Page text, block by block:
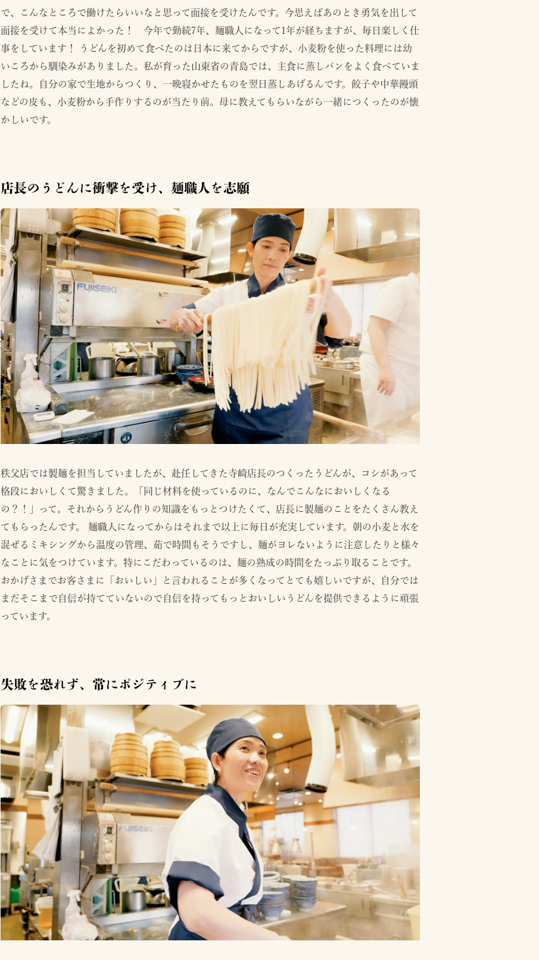
で、こんなところで働けたらいいなと思って面接を受けたんです。今思えばあのとき勇気を出して
面接を受けて本当によかった！ 今年で勤続7年、麺職人になって1年が経ちますが、毎日楽しく仕
事をしています！ うどんを初めて食べたのは日本に来てからですが、小麦粉を使った料理には幼
いころから馴染みがありました。私が育った山東省の青島では、主食に蒸しパンをよく食べていま
したね。自分の家で生地からつくり、一晩寝かせたものを翌日蒸しあげるんです。餃子や中華饅頭
などの皮も、小麦粉から手作りするのが当たり前。母に教えてもらいながら一緒につくったのが懐
かしいです。
店長のうどんに衝撃を受け、麺職人を志願
秩父店では製麺を担当していましたが、赴任してきた寺崎店長のつくったうどんが、コシがあって
格段においしくて驚きました。「同じ材料を使っているのに、なんでこんなにおいしくなる
の？！」って。それからうどん作りの知識をもっとつけたくて、店長に製麺のことをたくさん教え
てもらったんです。 麺職人になってからはそれまで以上に毎日が充実しています。朝の小麦と水を
混ぜるミキシングから温度の管理、茹で時間もそうですし、麺がヨレないように注意したりと様々
なことに気をつけています。特にこだわっているのは、麺の熟成の時間をたっぷり取ることです。
おかげさまでお客さまに「おいしい」と言われることが多くなってとても嬉しいですが、自分では
まだそこまで自信が持てていないので自信を持ってもっとおいしいうどんを提供できるように頑張
っています。
失敗を恐れず、常にポジティブに